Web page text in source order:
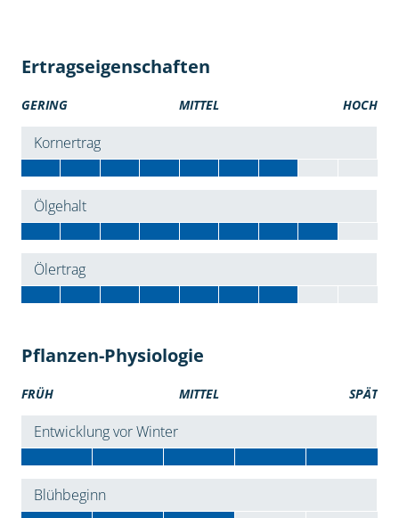
Ertragseigenschaften
GERING MITTEL HOCH
Kornertrag
Ölgehalt
Ölertrag
Pflanzen-Physiologie
FRÜH MITTEL SPÄT
Entwicklung vor Winter
Blühbeginn